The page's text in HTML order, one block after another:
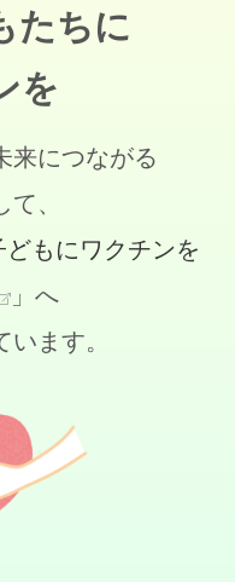
たちに
を
来につながる
、
どもにワクチンを
」へ
ます。